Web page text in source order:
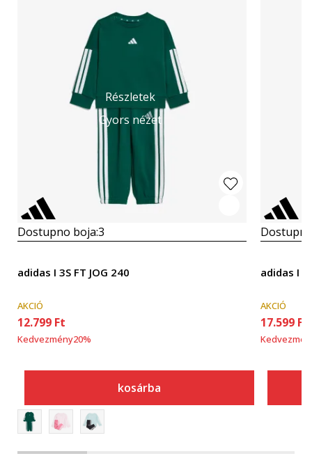
Részletek
Gyors nézet
Dostupno boja:3
adidas I 3S FT JOG 240
AKCIÓ
12.799 Ft
Kedvezmény20%
kosárba
adidas I
AKCIÓ
17.599 Ft